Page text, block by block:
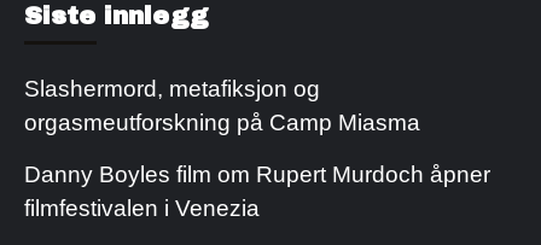
Siste innlegg
Slashermord, metafiksjon og
orgasmeutforskning på Camp Miasma
Danny Boyles film om Rupert Murdoch åpner
filmfestivalen i Venezia